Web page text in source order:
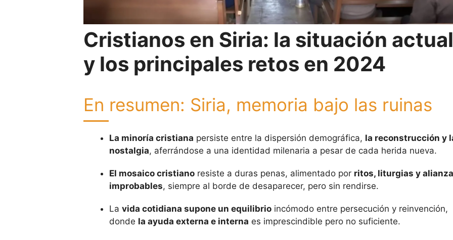
Cristianos en Siria: la situación actual
y los principales retos en 2024
En resumen: Siria, memoria bajo las ruinas
La minoría cristiana persiste entre la dispersión demográfica, la reconstrucción y
nostalgia, aferrándose a una identidad milenaria a pesar de cada herida nueva.
El mosaico cristianoresiste a duras penas, alimentado por ritos, liturgias y
improbables, siempre al borde de desaparecer, pero sin rendirse.
La vida cotidiana supone un equilibrioincómodo entre persecución y reinvención,
donde la ayuda externa e interna es imprescindible pero no suficiente.